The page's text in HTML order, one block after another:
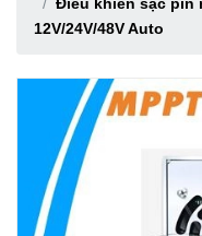
12V/24V/48V Auto